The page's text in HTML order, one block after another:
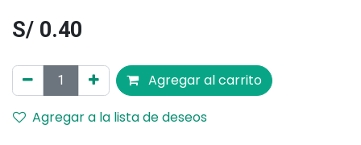
S/ 0.40
Agregar al carrito
Agregar a la lista de deseos